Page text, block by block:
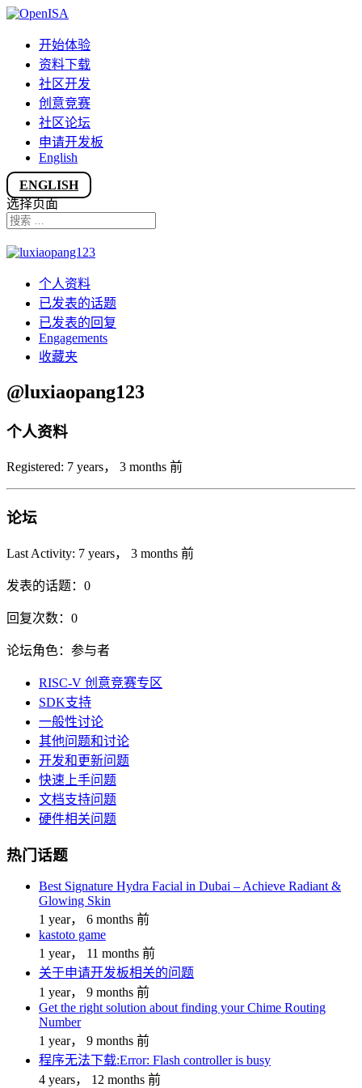
开始体验
资料下载
社区开发
创意竞赛
社区论坛
申请开发板
English
ENGLISH
选择页面
个人资料
已发表的话题
已发表的回复
Engagements
收藏夹
@luxiaopang123
个人资料
Registered: 7 years， 3 months 前
论坛
Last Activity: 7 years， 3 months 前
发表的话题：0
回复次数：0
论坛角色：参与者
RISC-V 创意竞赛专区
SDK支持
一般性讨论
其他问题和讨论
开发和更新问题
快速上手问题
文档支持问题
硬件相关问题
热门话题
Best Signature Hydra Facial in Dubai – Achieve Radiant &
Glowing Skin
1 year， 6 months 前
kastoto game
1 year， 11 months 前
关于申请开发板相关的问题
1 year， 9 months 前
Get the right solution about finding your Chime Routing
Number
1 year， 9 months 前
程序无法下载:Error: Flash controller is busy
4 years， 12 months 前